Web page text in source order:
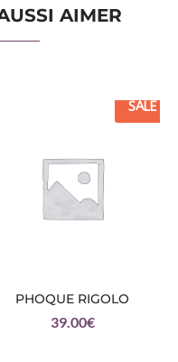
AIMER
SALE
PHOQUE RIGOLO
39.00€